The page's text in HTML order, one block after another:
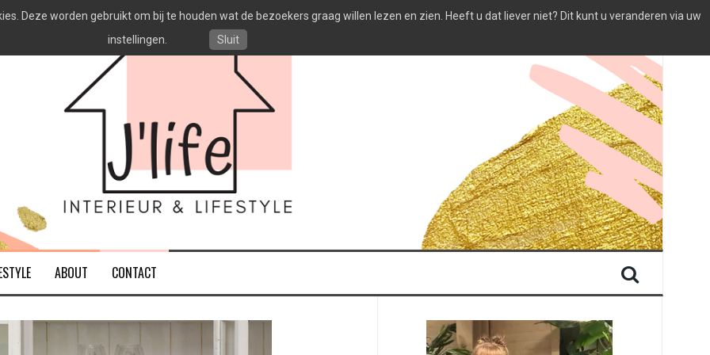
ABOUT CONTACT
Deze worden gebruikt om bij te houden wat de bezoekers graag willen lezen en zien. Heeft u dat liever niet? Dit kunt u veranderen via uw
instellingen.
Sluit